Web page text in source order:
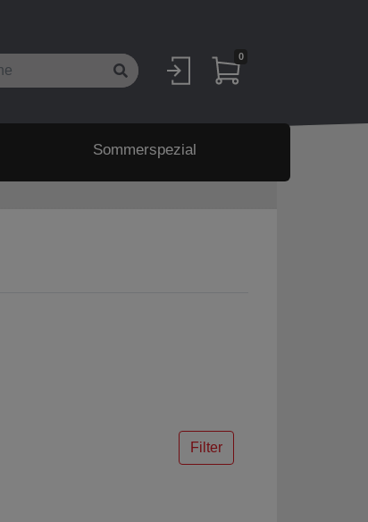
0
Sommerspezial
Filter